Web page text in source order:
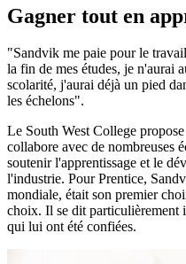
Gagner tout en
"Sandvik me paie pour le
la fin de mes études, je n'aurai
scolarité, j'aurai déjà un pied
les échelons".
Le South West College
collabore avec de nombreuses
soutenir l'apprentissage et le
l'industrie. Pour Prentice,
mondiale, était son premier
choix. Il se dit particulièrement
qui lui ont été confiées.